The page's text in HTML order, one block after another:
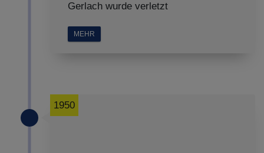
Gerlach wurde verletzt
MEHR
1950